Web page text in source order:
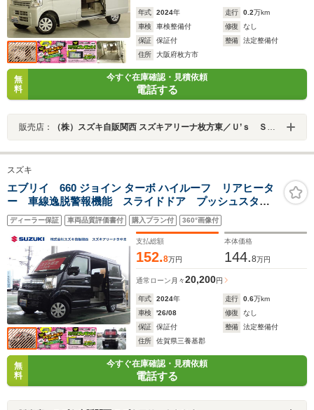
年式 2024年 走行 0.2万km
車検
車検整備付 修復
なし
保証
保証付 整備
法定整備付
住所
大阪府枚方市
無
料
今すぐ在庫確認・見積依頼
電話する
販売店： （株）スズキ自販関西 スズキアリーナ枚方東／Ｕ’ｓ ＳＴＡＴＩＯＮ枚方
スズキ
エブリイ 660 ジョイン ターボ ハイルーフ リアヒータ
ー 車線逸脱警報機能 スライドドア プッシュスター
ト 衝突被害軽減システム 横滑り防止機能 盗難防止
システム
ディーラー保証 車両品質評価書付 購入プラン付 360°画像付
支払総額
152.8万円
本体価格
144.8万円
通常ローン 月々20,200円
年式 2024年 走行 0.6万km
車検
'26/08 修復
なし
保証
保証付 整備
法定整備付
住所
佐賀県三養基郡
無
料
今すぐ在庫確認・見積依頼
電話する